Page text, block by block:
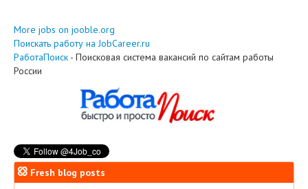
More jobs on jooble.org
Поискать работу на JobCareer.ru
РаботаПоиск - Поисковая система вакансий по сайтам работы
России
Fresh blog posts